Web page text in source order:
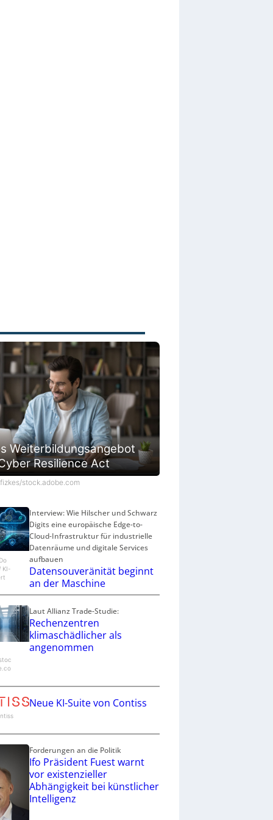
Weiterbildungsangebot
Resilience Act
stock.adobe.com
KI-
Interview: Wie Hilscher und Schwarz
Digits eine europäische Edge-to-
Cloud-Infrastruktur für industrielle
Datenräume und digitale Services
aufbauen
Datensouveränität beginnt
an der Maschine
Laut Allianz Trade-Studie:
Rechenzentren
klimaschädlicher als
angenommen
Neue KI-Suite von Contiss
Forderungen an die Politik
Ifo Präsident Fuest warnt
vor existenzieller
Abhängigkeit bei künstlicher
Intelligenz